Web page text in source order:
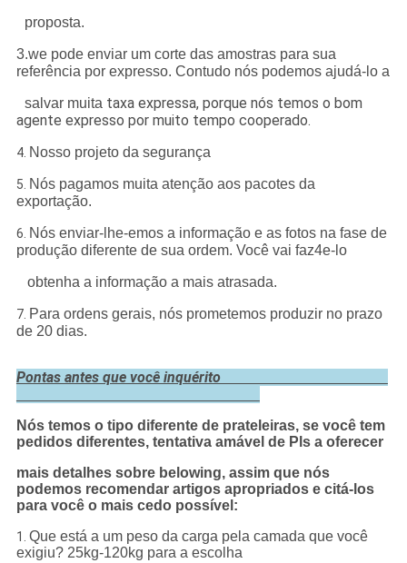
proposta.
3.we pode enviar um corte das amostras para sua
referência por expresso. Contudo nós podemos ajudá-lo a
salvar muitataxa expressa, porque nós temos o bom
agente expresso por muito tempo cooperado.
4. Nosso projeto da segurança
5. Nós pagamos muita atenção aos pacotes da
exportação.
6. Nós enviar-lhe-emos a informação e as fotos na fase de
produção diferente de sua ordem. Você vai faz4e-lo
obtenha a informação a mais atrasada.
7. Para ordens gerais, nós prometemos produzir no prazo
de 20 dias.
Pontas antes que você inquérito
Nós temos o tipo diferente de prateleiras, se você tem
pedidos diferentes, tentativa amável de Pls a oferecer
mais detalhes sobre belowing, assim que nós
podemos recomendar artigos apropriados e citá-los
para você o mais cedo possível:
1. Que está a um peso da carga pela camada que você
exigiu? 25kg-120kg para a escolha